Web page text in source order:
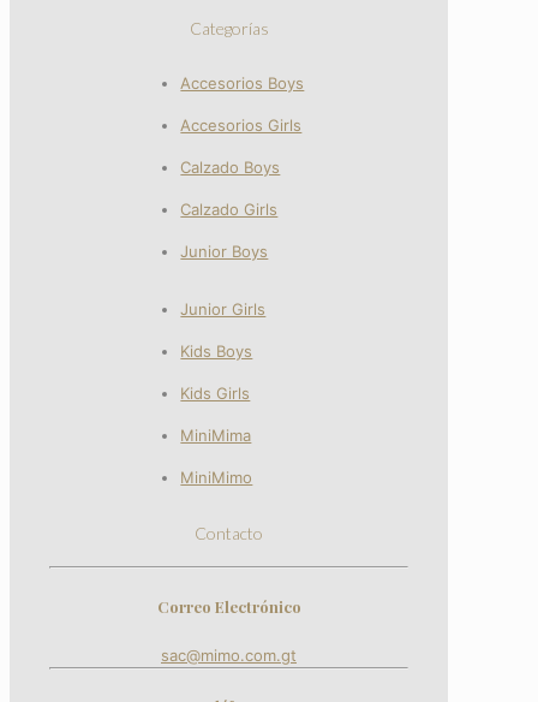
Categorías
Accesorios Boys
Accesorios Girls
Calzado Boys
Calzado Girls
Junior Boys
Junior Girls
Kids Boys
Kids Girls
MiniMima
MiniMimo
Contacto
Correo Electrónico
sac@mimo.com.gt